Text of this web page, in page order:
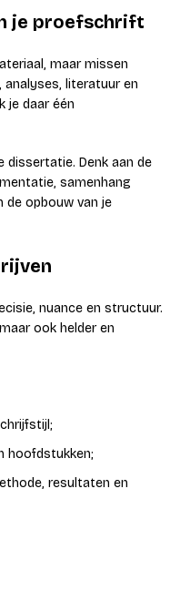
je proefschrift
maar missen
literatuur en
je daar één
dissertatie. Denk aan de
samenhang
de opbouw van je
nuance en structuur.
ook helder en
hoofdstukken;
resultaten en